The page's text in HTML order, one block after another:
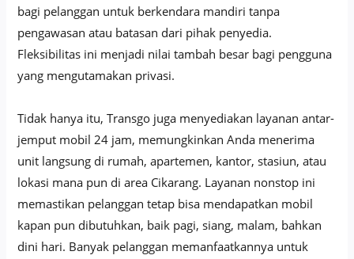
bagi pelanggan untuk berkendara mandiri tanpa
pengawasan atau batasan dari pihak penyedia.
Fleksibilitas ini menjadi nilai tambah besar bagi pengguna
yang mengutamakan privasi.
Tidak hanya itu, Transgo juga menyediakan layanan antar-
jemput mobil 24 jam, memungkinkan Anda menerima
unit langsung di rumah, apartemen, kantor, stasiun, atau
lokasi mana pun di area Cikarang. Layanan nonstop ini
memastikan pelanggan tetap bisa mendapatkan mobil
kapan pun dibutuhkan, baik pagi, siang, malam, bahkan
dini hari. Banyak pelanggan memanfaatkannya untuk